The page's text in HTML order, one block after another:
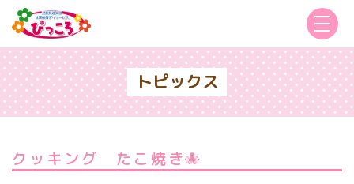
トピックス
クッキング たこ焼き🐙